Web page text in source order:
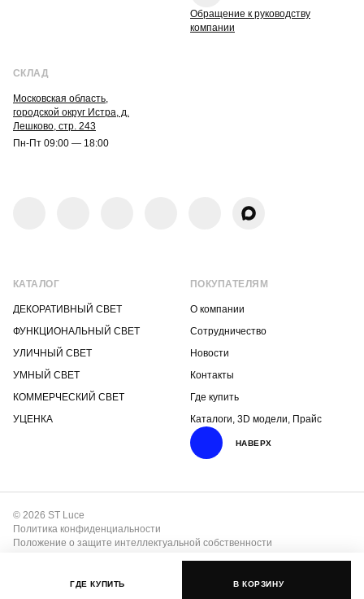
ГДЕ КУПИТЬ В КОРЗИНУ
Обращение к руководству
компании
СКЛАД
Московская область,
городской округ Истра, д.
Лешково, стр. 243
Пн-Пт 09:00 — 18:00
КАТАЛОГ
ДЕКОРАТИВНЫЙ СВЕТ
ФУНКЦИОНАЛЬНЫЙ СВЕТ
УЛИЧНЫЙ СВЕТ
УМНЫЙ СВЕТ
КОММЕРЧЕСКИЙ СВЕТ
УЦЕНКА
ПОКУПАТЕЛЯМ
О компании
Сотрудничество
Новости
Контакты
Где купить
Каталоги, 3D модели, Прайс
НАВЕРХ
© 2026 ST Luce
Политика конфиденциальности
Положение о защите интеллектуальной собственности
Разработка сайта –ДзенДизайн